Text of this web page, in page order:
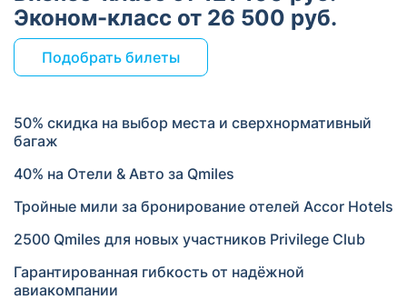
Эконом-класс от 26 500 руб.
Подобрать билеты
50% скидка на выбор места и сверхнормативный
багаж
40% на Отели & Авто за Qmiles
Тройные мили за бронирование отелей Accor Hotels
2500 Qmiles для новых участников Privilege Club
Гарантированная гибкость от надёжной
авиакомпании